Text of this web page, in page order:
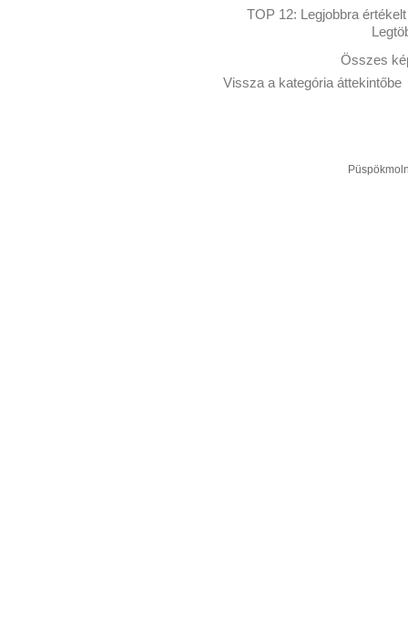
TOP 12: Legjobbra értékelt
Összes
Vissza a kategória áttekintőbe